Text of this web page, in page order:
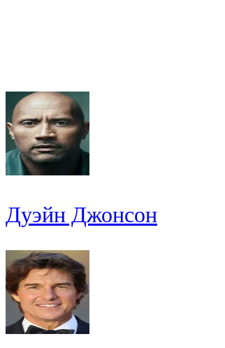
Дуэйн Джонсон